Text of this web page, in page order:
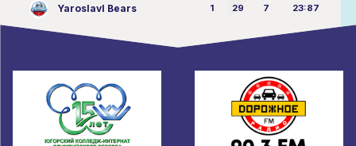
Yaroslavl Bears 1 29 7 23:87